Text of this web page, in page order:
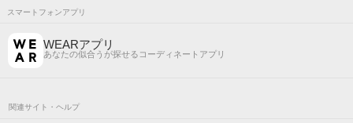
スマートフォンアプリ
WEARアプリ
あなたの似合うが探せるコーディネートアプリ
関連サイト・ヘルプ